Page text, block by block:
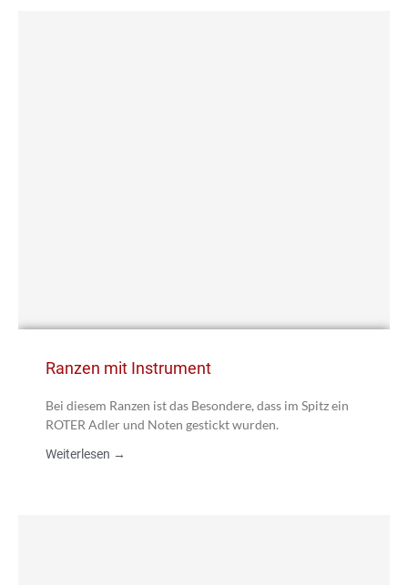
Ranzen mit Instrument
Bei diesem Ranzen ist das Besondere, dass im Spitz ein
ROTER Adler und Noten gestickt wurden.
Weiterlesen →